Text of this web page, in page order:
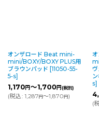
オンザロード Beat mini-
mini/BOXY/BOXY PLUS用
ブラウンパッド [11050-55-
5-s]
1,170円～1,700円(税別)
(税込: 1,287円～1,870円)
s]
(